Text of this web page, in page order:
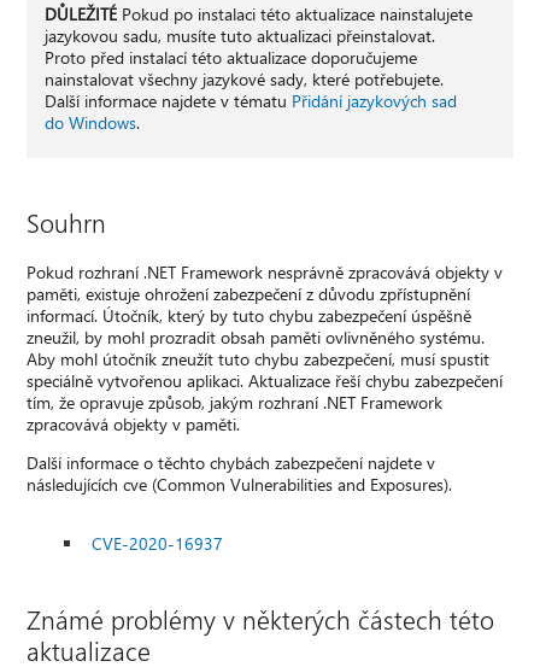
DŮLEŽITÉPokud po instalaci této aktualizace nainstalujete
jazykovou sadu, musíte tuto aktualizaci přeinstalovat.
Proto před instalací této aktualizace doporučujeme
nainstalovat všechny jazykové sady, které potřebujete.
Další informace najdete v tématu Přidání jazykových sad
do Windows.
Souhrn
Pokud rozhraní .NET Framework nesprávně zpracovává objekty v
paměti, existuje ohrožení zabezpečení z důvodu zpřístupnění
informací. Útočník, který by tuto chybu zabezpečení úspěšně
zneužil, by mohl prozradit obsah paměti ovlivněného systému.
Aby mohl útočník zneužít tuto chybu zabezpečení, musí spustit
speciálně vytvořenou aplikaci. Aktualizace řeší chybu zabezpečení
tím, že opravuje způsob, jakým rozhraní .NET Framework
zpracovává objekty v paměti.
Další informace o těchto chybách zabezpečení najdete v
následujících cve (Common Vulnerabilities and Exposures).
CVE-2020-16937
Známé problémy v některých částech této
aktualizace